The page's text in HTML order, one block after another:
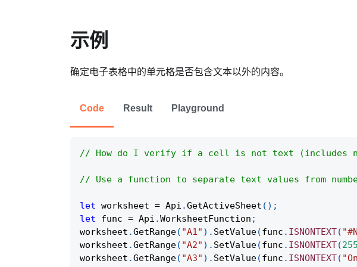
示例
确定电子表格中的单元格是否包含文本以外的内容。
Code Result Playground
// How do I verify if a cell is not text (includes
// Use a function to separate text values from
let worksheet = Api .GetActiveSheet ( ) ;
let func = Api .WorksheetFunction ;
worksheet .GetRange( "A1" ) . SetValue(func . ISNONTEXT(
worksheet .GetRange( "A2" ) . SetValue(func . ISNONTEXT(255
worksheet .GetRange( "A3" ) . SetValue(func . ISNONTEXT(